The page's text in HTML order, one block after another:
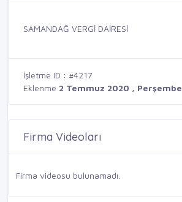
SAMANDAĞ VERGİ DAİRESİ
İşletme ID : #4217
Eklenme 2 Temmuz 2020 , Perşembe
Firma Videoları
Firma videosu bulunamadı.